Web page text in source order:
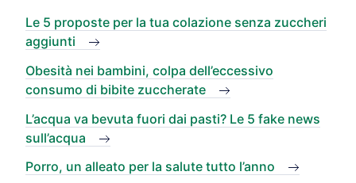
Le 5 proposte per la tua colazione senza zuccheri
aggiunti
Obesità nei bambini, colpa dell’eccessivo
consumo di bibite zuccherate
L’acqua va bevuta fuori dai pasti? Le 5 fake news
sull’acqua
Porro, un alleato per la salute tutto l’anno